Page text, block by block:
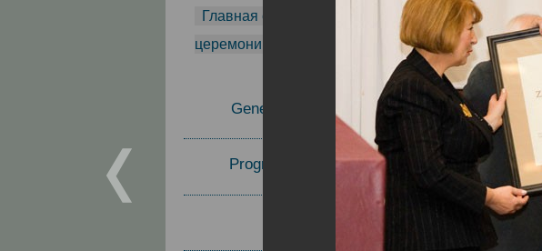
Главная страница - 2014 -
церемонии вручения премии Zavoisky Award -
General Information
Program Committee
Report
2006 г.